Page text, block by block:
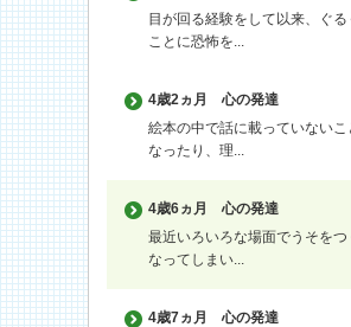
目が回る経験をして以来、ぐる
ことに恐怖を...
4歳2ヵ月
心の発達
絵本の中で話に載っていないこ
なったり、理...
4歳6ヵ月
心の発達
最近いろいろな場面でうそをつ
なってしまい...
4歳7ヵ月
心の発達